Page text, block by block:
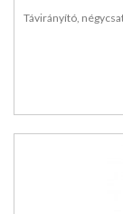
Távirányító,